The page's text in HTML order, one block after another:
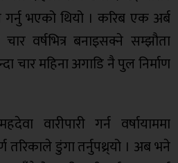
भएको थियो । करिब एक अर्ब
वर्षभित्र बनाइसक्ने सम्झौता
चार महिना अगाडि नै पुल निर्माण
वारीपारी गर्न वर्षायाममा
तरिकाले डुंगा तर्नुपथ्र्यो । अब भने